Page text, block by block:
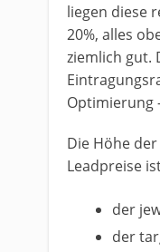
liegen diese
20%, alles
ziemlich gut.
Optimierung
Die Höhe
Leadpreise
der
der